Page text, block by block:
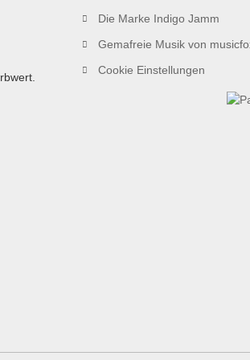
Die Marke Indigo Jamm
Gemafreie Musik von
Cookie Einstellungen